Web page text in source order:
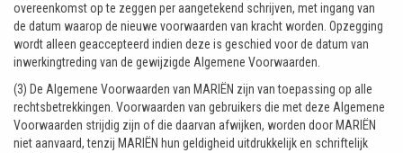
overeenkomst op te zeggen per aangetekend schrijven, met ingang van
de datum waarop de nieuwe voorwaarden van kracht worden. Opzegging
wordt alleen geaccepteerd indien deze is geschied voor de datum van
inwerkingtreding van de gewijzigde Algemene Voorwaarden.
(3) De Algemene Voorwaarden van MARIËN zijn van toepassing op alle
rechtsbetrekkingen. Voorwaarden van gebruikers die met deze Algemene
Voorwaarden strijdig zijn of die daarvan afwijken, worden door MARIËN
niet aanvaard, tenzij MARIËN hun geldigheid uitdrukkelijk en schriftelijk